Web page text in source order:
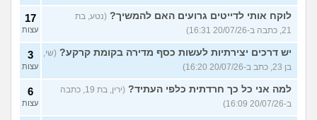
לוקח אותי לדייטים גרועים האם להמשיך? (נטע, בת
21, כתבה ב-20/07/26 16:31)
17
עצות
יש דרכים יצירתיות לעשות כסף מדירה בקומת קרקע? (שי,
בן 23, כתב ב-20/07/26 16:20)
3
עצות
למה אני כל כך חרדתית כלפי העתיד?
(ירין, בת 19, כתבה
ב-20/07/26 16:09)
6
עצות